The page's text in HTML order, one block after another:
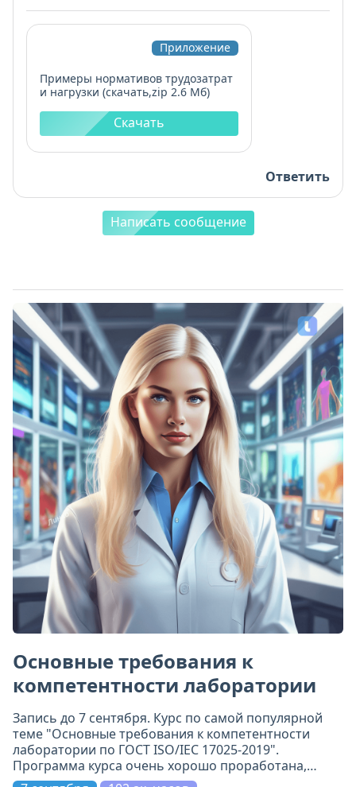
Приложение
Примеры нормативов трудозатрат
и нагрузки (скачать,zip 2.6 Мб)
Скачать
Ответить
Написать сообщение
Основные требования к
компетентности лаборатории
Запись до 7 сентября. Курс по самой популярной
теме "Основные требования к компетентности
лаборатории по ГОСТ ISO/IEC 17025-2019".
Программа курса очень хорошо проработана,
включает 11 модулей. Всё по делу и на самом